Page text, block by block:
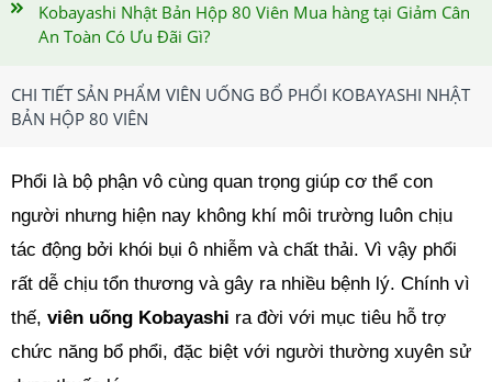
Kobayashi Nhật Bản Hộp 80 Viên Mua hàng tại Giảm Cân
An Toàn Có Ưu Đãi Gì?
CHI TIẾT SẢN PHẨM VIÊN UỐNG BỔ PHỔI KOBAYASHI NHẬT
BẢN HỘP 80 VIÊN
Phổi là bộ phận vô cùng quan trọng giúp cơ thể con
người nhưng hiện nay không khí môi trường luôn chịu
tác động bởi khói bụi ô nhiễm và chất thải. Vì vậy phổi
rất dễ chịu tổn thương và gây ra nhiều bệnh lý. Chính vì
thế, viên uống Kobayashi ra đời với mục tiêu hỗ trợ
chức năng bổ phổi, đặc biệt với người thường xuyên sử